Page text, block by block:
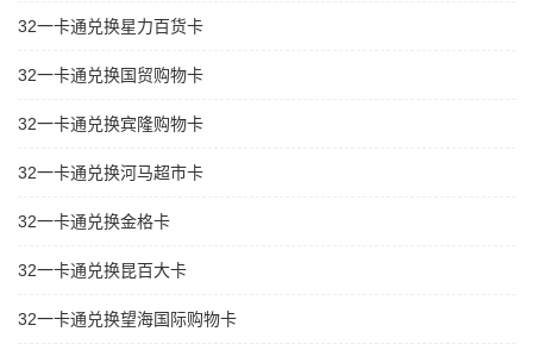
32一卡通兑换星力百货卡
32一卡通兑换国贸购物卡
32一卡通兑换宾隆购物卡
32一卡通兑换河马超市卡
32一卡通兑换金格卡
32一卡通兑换昆百大卡
32一卡通兑换望海国际购物卡